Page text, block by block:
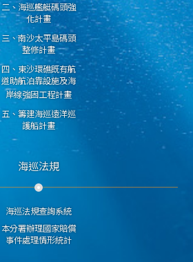
二、海巡艦艇碼頭強
化計畫
三、南沙太平島碼頭
整修計畫
四、東沙環礁既有航
道助航泊靠設施及海
岸線強固工程計畫
五、籌建海巡遠洋巡
護船計畫
海巡法規
海巡法規查詢系統
本分署辦理國家賠償
事件處理情形統計